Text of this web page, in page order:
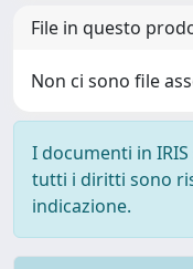
File in questo
Non ci sono file
I documenti in
tutti i diritti sono
indicazione.